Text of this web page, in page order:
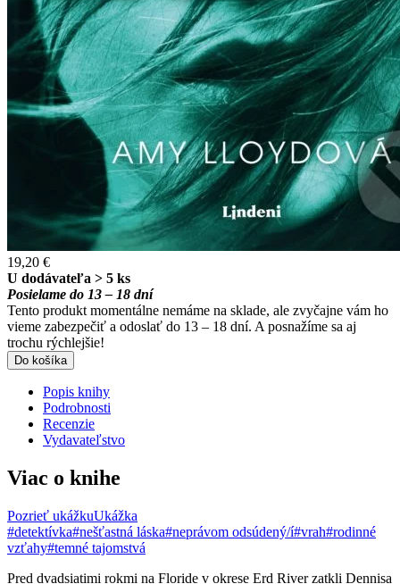
19,20 €
U dodávateľa > 5 ks
Posielame do 13 – 18 dní
Tento produkt momentálne nemáme na sklade, ale zvyčajne vám ho
vieme zabezpečiť a odoslať do 13 – 18 dní. A posnažíme sa aj
trochu rýchlejšie!
Do košíka
Popis knihy
Podrobnosti
Recenzie
Vydavateľstvo
Viac o knihe
Pozrieť ukážkuUkážka
#detektívka#nešťastná láska#neprávom odsúdený/í#vrah#rodinné
vzťahy#temné tajomstvá
Pred dvadsiatimi rokmi na Floride v okrese Erd River zatkli Dennisa